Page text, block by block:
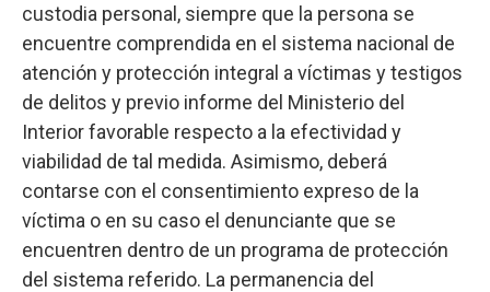
custodia personal, siempre que la persona se
encuentre comprendida en el sistema nacional de
atención y protección integral a víctimas y testigos
de delitos y previo informe del Ministerio del
Interior favorable respecto a la efectividad y
viabilidad de tal medida. Asimismo, deberá
contarse con el consentimiento expreso de la
víctima o en su caso el denunciante que se
encuentren dentro de un programa de protección
del sistema referido. La permanencia del